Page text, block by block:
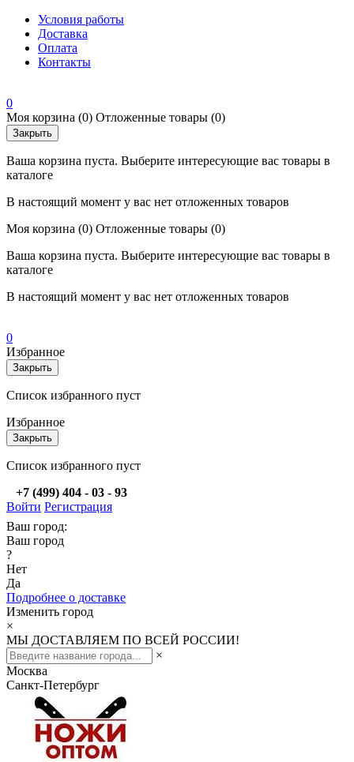
Условия работы
Доставка
Оплата
Контакты
0
Моя корзина (0) Отложенные товары (0)
Закрыть
Ваша корзина пуста. Выберите интересующие вас товары в
каталоге
В настоящий момент у вас нет отложенных товаров
Моя корзина (0) Отложенные товары (0)
Ваша корзина пуста. Выберите интересующие вас товары в
каталоге
В настоящий момент у вас нет отложенных товаров
0
Избранное
Закрыть
Список избранного пуст
Избранное
Закрыть
Список избранного пуст
+7 (499) 404 - 03 - 93
Войти Регистрация
Ваш город:
Ваш город
?
Нет
Да
Подробнее о доставке
Изменить город
×
МЫ ДОСТАВЛЯЕМ ПО ВСЕЙ РОССИИ!
×
Москва
Санкт-Петербург